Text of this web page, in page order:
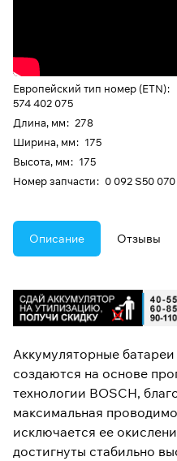
Европейский тип номер (ETN):
574 402 075
Длина, мм: 278
Ширина, мм: 175
Высота, мм: 175
Номер запчасти: 0 092 S50 070
Описание Отзывы
Аккумуляторные
создаются на основе
технологии BOSCH,
максимальная
исключается ее
достигнуты стабильно